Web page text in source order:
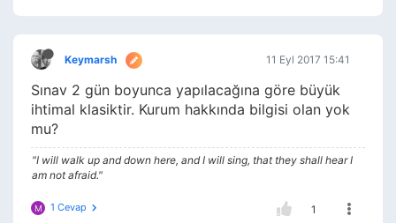
Keymarsh 11 Eyl 2017 15:41
Sınav 2 gün boyunca yapılacağına göre büyük
ihtimal klasiktir. Kurum hakkında bilgisi olan yok
mu?
"I will walk up and down here, and I will sing, that they shall hear I
am not afraid."
M 1 Cevap 1